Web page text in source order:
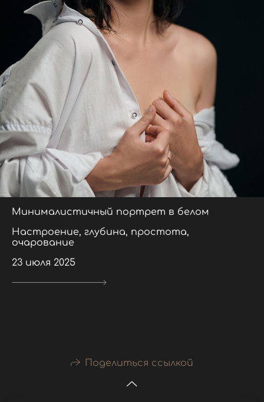
Минималистичный портрет в белом
Настроение, глубина, простота,
очарование
23 июля 2025
Поделиться ссылкой